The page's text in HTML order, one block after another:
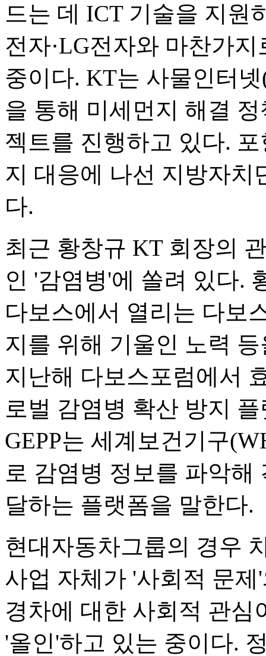
드는 데 ICT 기술을 지원
전자·LG전자와 마찬가
중이다. KT는 사물인터
을 통해 미세먼지 해결
젝트를 진행하고 있다.
지 대응에 나선 지방자치
다.
최근 황창규 KT 회장의
인 '감염병'에 쏠려 있다.
다보스에서 열리는 다보
지를 위해 기울인 노력
지난해 다보스포럼에서
로벌 감염병 확산 방지
GEPP는 세계보건기구
로 감염병 정보를 파악해
달하는 플랫폼을 말한다.
현대자동차그룹의 경우
사업 자체가 '사회적 문
경차에 대한 사회적 관
'올인'하고 있는 중이다.